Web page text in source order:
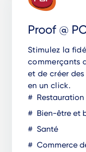
Proof @
Stimulez la
commerçants
et de créer
en un click.
Restauration
Bien-être et
Santé
Commerce